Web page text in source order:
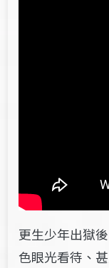
更生少年出獄
色眼光看待、